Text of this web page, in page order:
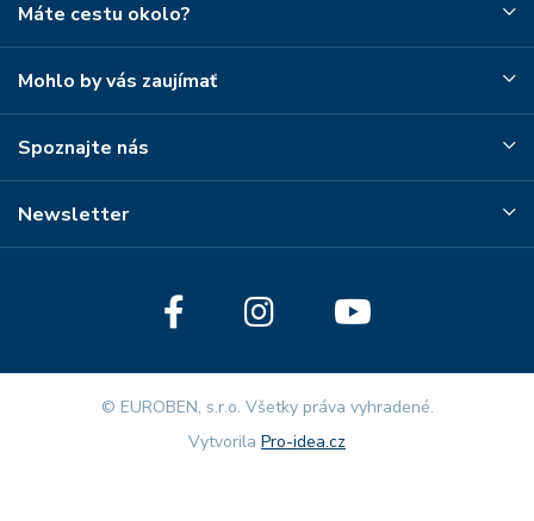
Máte cestu okolo?
Mohlo by vás zaujímať
Spoznajte nás
Newsletter
© EUROBEN, s.r.o. Všetky práva vyhradené.
Vytvorila Pro-idea.cz